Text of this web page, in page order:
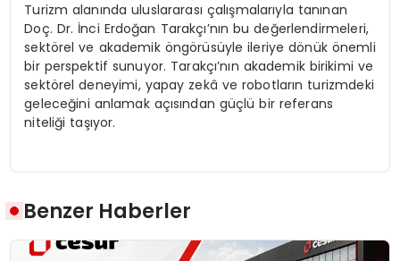
Turizm alanında uluslararası çalışmalarıyla tanınan
Doç. Dr. İnci Erdoğan Tarakçı’nın bu değerlendirmeleri,
sektörel ve akademik öngörüsüyle ileriye dönük önemli
bir perspektif sunuyor. Tarakçı’nın akademik birikimi ve
sektörel deneyimi, yapay zekâ ve robotların turizmdeki
geleceğini anlamak açısından güçlü bir referans
niteliği taşıyor.
Benzer Haberler